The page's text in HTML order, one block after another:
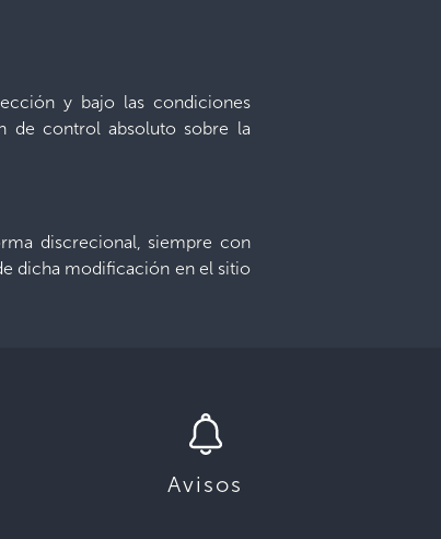
y bajo las condiciones
de control absoluto sobre la
discrecional, siempre con
dicha modificación en el sitio
Avisos